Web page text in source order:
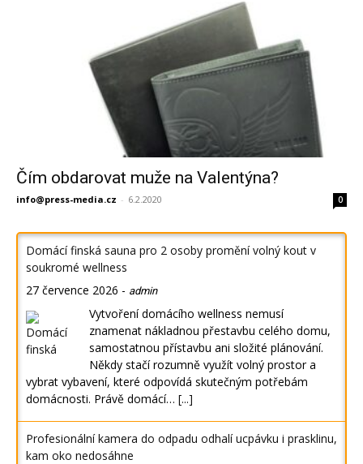
Čím obdarovat muže na Valentýna?
info@press-media.cz - 6.2.2020 0
Domácí finská sauna pro 2 osoby promění volný kout v
soukromé wellness
27 července 2026 - admin
Vytvoření domácího wellness nemusí
znamenat nákladnou přestavbu celého domu,
samostatnou přístavbu ani složité plánování.
Někdy stačí rozumně využít volný prostor a
vybrat vybavení, které odpovídá skutečným potřebám
domácnosti. Právě domácí… [...]
Profesionální kamera do odpadu odhalí ucpávku i prasklinu,
kam oko nedosáhne